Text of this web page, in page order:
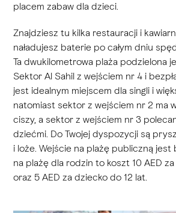
placem zabaw dla dzieci.
Znajdziesz tu kilka restauracji i
naładujesz baterie po całym dniu
Ta dwukilometrowa plaża podzielona
Sektor Al Sahil z wejściem nr 4 i
jest idealnym miejscem dla singli i
natomiast sektor z wejściem nr 2 ma
ciszy, a sektor z wejściem nr 3
dziećmi. Do Twojej dyspozycji są
i loże. Wejście na plażę publiczną jest
na plażę dla rodzin to koszt 10 AED
oraz 5 AED za dziecko do 12 lat.